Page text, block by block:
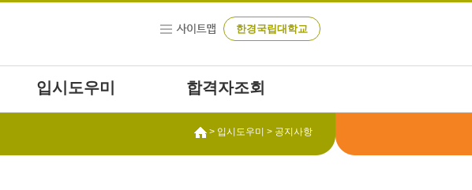
한경국립대학교
입시도우미 합격자조회
> 입시도우미 > 공지사항